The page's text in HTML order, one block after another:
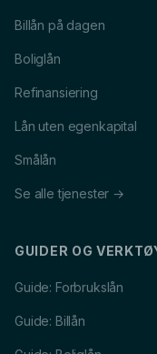
Billån på dagen
Boliglån
Refinansiering
Lån uten egenkapital
Smålån
Se alle tjenester →
GUIDER OG
Guide: Forbrukslån
Guide: Billån